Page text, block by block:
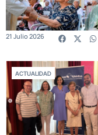
21 Julio 2026
ACTUALIDAD